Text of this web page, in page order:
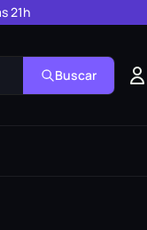
21h
Buscar